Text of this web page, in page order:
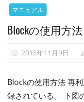
マニュアル
Blockの使用方法
2018年11月9日
Blockの使用方法 再
録されている。 下図